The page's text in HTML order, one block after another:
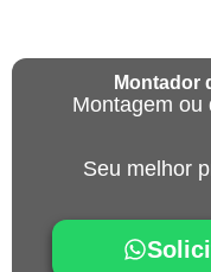
Montador
Montagem ou
Seu melhor